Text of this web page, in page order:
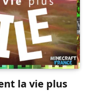
la vie plus